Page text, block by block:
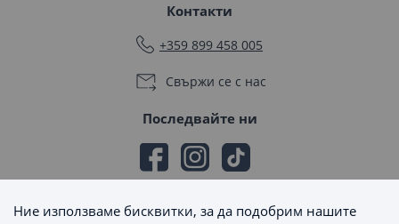
Контакти
+359 899 458 005
Свържи се с нас
Последвайте ни
Ние използваме бисквитки, за да подобрим нашите